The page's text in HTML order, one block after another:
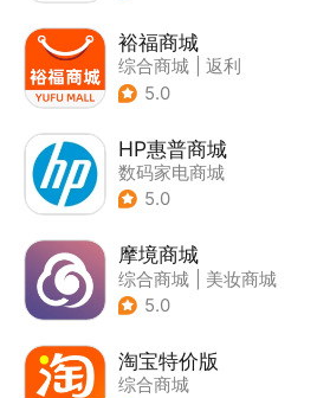
裕福商城
综合商城
返利
5.0
HP惠普商城
数码家电商城
5.0
摩境商城
综合商城
美妆商城
5.0
淘宝特价版
综合商城